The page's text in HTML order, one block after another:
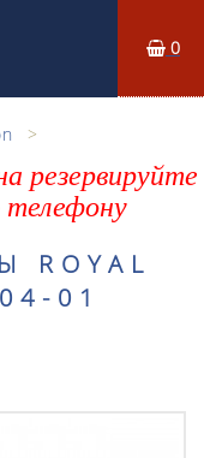
0
резервируйте
ROYAL
01